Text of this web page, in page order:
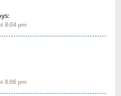
8:04 pm
8:06 pm